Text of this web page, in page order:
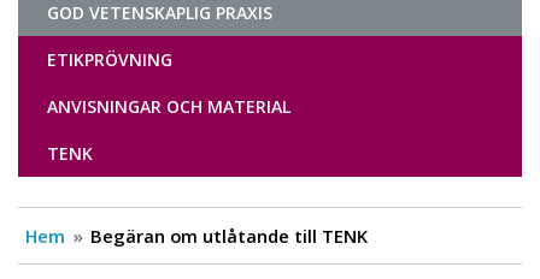
GOD VETENSKAPLIG PRAXIS
ETIKPRÖVNING
ANVISNINGAR OCH MATERIAL
TENK
Hem Begäran om utlåtande till TENK